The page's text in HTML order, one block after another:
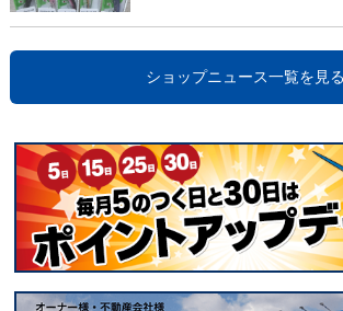
ショップニュース一覧を見る